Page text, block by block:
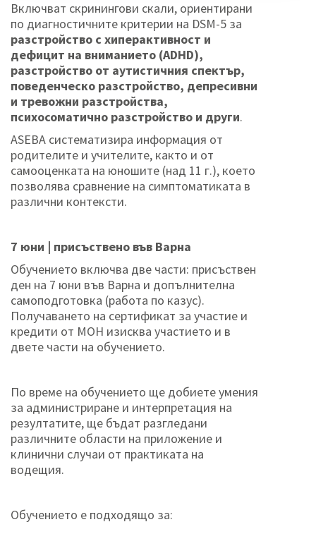
Включват скринингови скали, ориентирани
по диагностичните критерии на DSM-5 за
разстройство с хиперактивност и
дефицит на вниманието (ADHD),
разстройство от аутистичния спектър,
поведенческо разстройство, депресивни
и тревожни разстройства,
психосоматично разстройство и други.
ASEBA систематизира информация от
родителите и учителите, както и от
самооценката на юношите (над 11 г.), което
позволява сравнение на симптоматиката в
различни контексти.
7 юни | присъствено във Варна
Обучението включва две части: присъствен
ден на 7 юни във Варна и допълнителна
самоподготовка (работа по казус).
Получаването на сертификат за участие и
кредити от МОН изисква участието и в
двете части на обучението.
По време на обучението ще добиете умения
за администриране и интерпретация на
резултатите, ще бъдат разгледани
различните области на приложение и
клинични случаи от практиката на
водещия.
Обучението е подходящо за: